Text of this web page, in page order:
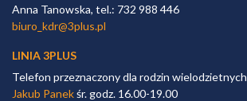
Anna Tanowska, tel.: 732 988 446
biuro_kdr@3plus.pl
LINIA 3PLUS
Telefon przeznaczony dla rodzin wielodzietnych
Jakub Panekśr. godz. 16.00-19.00